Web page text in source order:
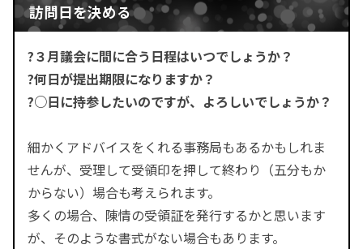
訪問日を決める
?３月議会に間に合う日程はいつでしょうか？
?何日が提出期限になりますか？
?○日に持参したいのですが、よろしいでしょうか？
細かくアドバイスをくれる事務局もあるかもしれま
せんが、受理して受領印を押して終わり（五分もか
からない）場合も考えられます。
多くの場合、陳情の受領証を発行するかと思います
が、そのような書式がない場合もあります。